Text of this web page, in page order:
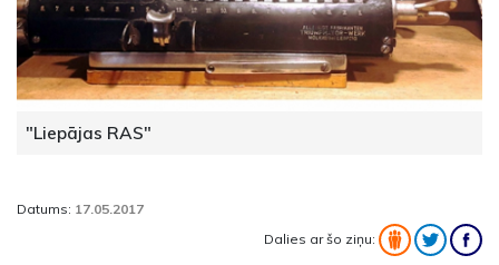
"Liepājas RAS"
Datums: 17.05.2017
Dalies ar šo ziņu: